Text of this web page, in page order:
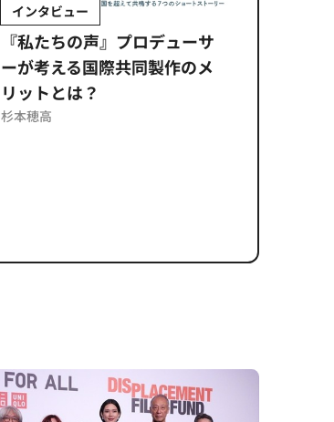
インタビュー
『私たちの声』プロデューサ
ーが考える国際共同製作のメ
リットとは？
杉本穂高